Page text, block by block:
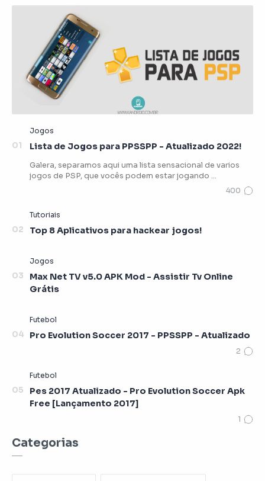
Lista de Jogos para PPSSPP - Atualizado 2022!
Galera, separamos aqui uma lista sensacional de varios
jogos de PSP, que vocês podem estar jogando …
Top 8 Aplicativos para hackear jogos!
Max Net TV v5.0 APK Mod - Assistir Tv Online
Grátis
Pro Evolution Soccer 2017 - PPSSPP - Atualizado
Pes 2017 Atualizado - Pro Evolution Soccer Apk
Free [Lançamento 2017]
Categorias